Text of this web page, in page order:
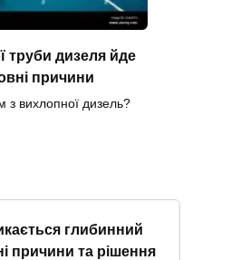
труби дизеля йде
причини
вихлопної дизель?
глибинний
причини та рішення